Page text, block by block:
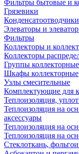
Фильтры бытовые и
Грязевики
Конденсатоотводчики
Элеваторы и
Фильтры
Коллекторы и
Коллекторы
Группы коллекторные
Шкафы коллекторные
Узлы смесительные
Комплектующие для
Теплоизоляция,
Теплоизоляция на
аксессуары
Теплоизоляция на
Теплоизоляция на
Стеклоткань,